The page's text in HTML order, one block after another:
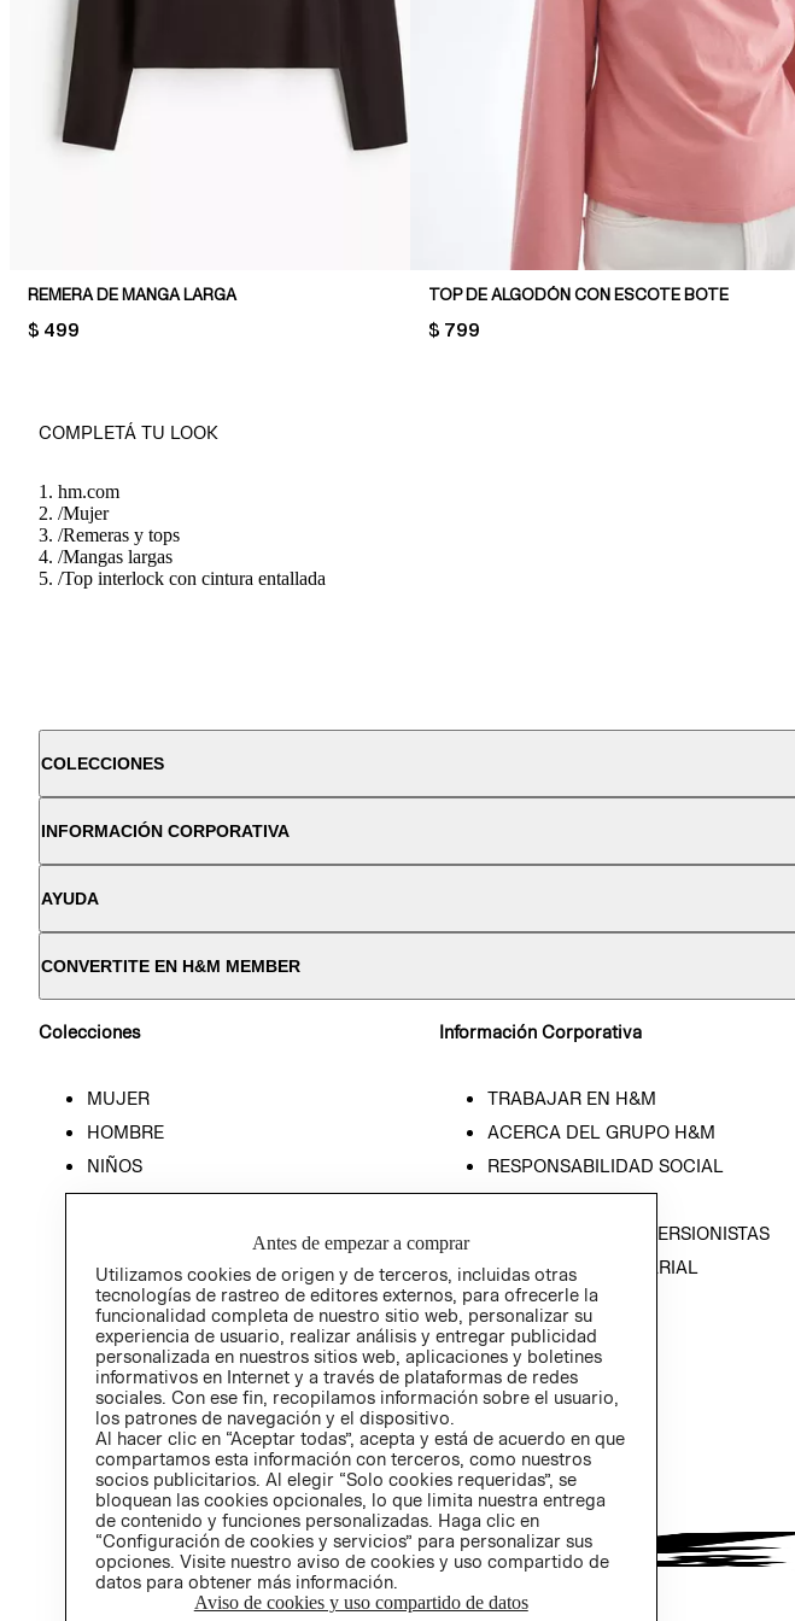
REMERA DE MANGA LARGA
PRICE:
$ 499
TOP DE ALGODÓN CON ESCOTE BOTE
PRICE:
$ 799
COMPLETÁ TU LOOK
hm.com
/Mujer
/Remeras y tops
/Mangas largas
/Top interlock con cintura entallada
COLECCIONES
INFORMACIÓN CORPORATIVA
AYUDA
CONVERTITE EN H&M MEMBER
Colecciones
MUJER
HOMBRE
NIÑOS
HOME
Información Corporativa
TRABAJAR EN H&M
ACERCA DEL GRUPO H&M
RESPONSABILIDAD SOCIAL
PRENSA
RELACIÓN CON INVERSIONISTAS
POLÍTICA EMPRESARIAL
Antes de empezar a comprar
Utilizamos cookies de origen y de terceros, incluidas otras
tecnologías de rastreo de editores externos, para ofrecerle la
funcionalidad completa de nuestro sitio web, personalizar su
experiencia de usuario, realizar análisis y entregar publicidad
personalizada en nuestros sitios web, aplicaciones y boletines
informativos en Internet y a través de plataformas de redes
sociales. Con ese fin, recopilamos información sobre el usuario,
los patrones de navegación y el dispositivo.
Al hacer clic en “Aceptar todas”, acepta y está de acuerdo en que
compartamos esta información con terceros, como nuestros
socios publicitarios. Al elegir “Solo cookies requeridas”, se
bloquean las cookies opcionales, lo que limita nuestra entrega
de contenido y funciones personalizadas. Haga clic en
“Configuración de cookies y servicios” para personalizar sus
opciones. Visite nuestro aviso de cookies y uso compartido de
datos para obtener más información.
Aviso de cookies y uso compartido de datos